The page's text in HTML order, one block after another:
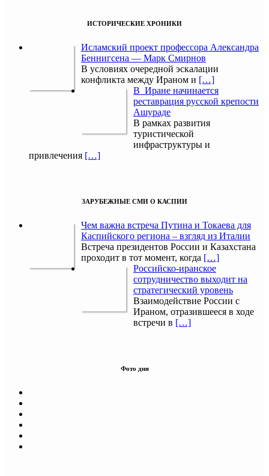
ИСТОРИЧЕСКИЕ ХРОНИКИ
Исламский проект профессора Александра
Беннигсена — Марк Смирнов
В условиях очередной эскалации
конфликта между Ираном и […]
В Иране начинается
реставрация русской крепости
Ашураде
В рамках развития
туристической
инфраструктуры и
привлечения […]
ЗАРУБЕЖНЫЕ СМИ О КАСПИИ
Чем важна встреча Путина и Токаева для
Каспийского региона – взгляд из Италии
Встреча президентов России и Казахстана
проходит в тот момент, когда […]
Российско-иранское
сотрудничество выходит на
стратегический уровень
Взаимодействие России с
Ираном, отразившееся в ходе
встречи в […]
Фото дня